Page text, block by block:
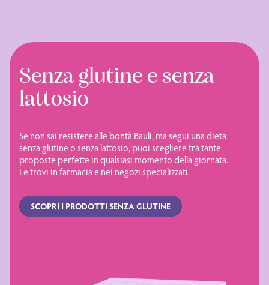
Senza glutine e senza
lattosio
Se non sai resistere alle bontà Bauli, ma segui una dieta
senza glutine o senza lattosio, puoi scegliere tra tante
proposte perfette in qualsiasi momento della giornata.
Le trovi in farmacia e nei negozi specializzati.
SCOPRI I PRODOTTI SENZA GLUTINE